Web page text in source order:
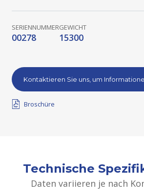
SERIENNUMMER
00278
GEWICHT
15300
Kontaktieren Sie uns, um
Broschüre
Technische
Daten variieren je nach